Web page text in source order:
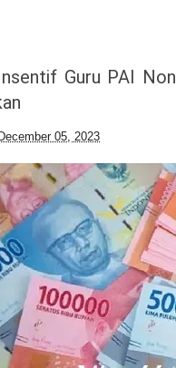
Guru PAI
December 05, 2023